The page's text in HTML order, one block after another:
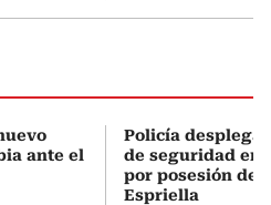
ante el
Policía
de seguridad en
por posesión de
Espriella